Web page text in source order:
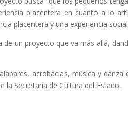
placentera en cuanto a lo
placentera y una experiencia
de un proyecto que va más allá,
acrobacias, música y
la Secretaría de Cultura del Estado.